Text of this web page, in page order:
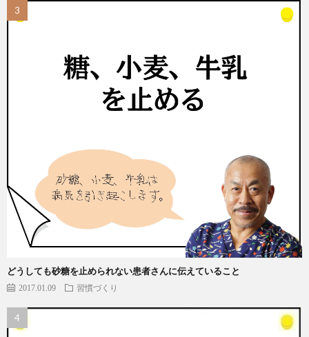
どうしても砂糖を止められない患者さんに伝えていること
2017.01.09 習慣づくり